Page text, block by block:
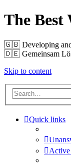
The
🇬🇧️ Developing and
🇩🇪️ Gemeinsam
Skip to content
Quick links
Active